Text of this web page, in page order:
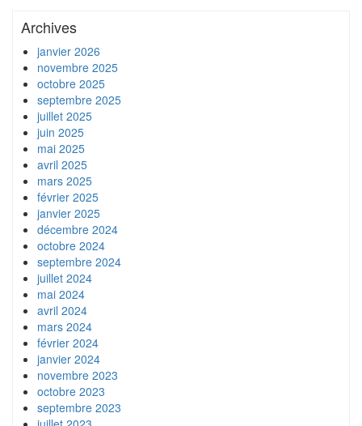
Archives
janvier 2026
novembre 2025
octobre 2025
septembre 2025
juillet 2025
juin 2025
mai 2025
avril 2025
mars 2025
février 2025
janvier 2025
décembre 2024
octobre 2024
septembre 2024
juillet 2024
mai 2024
avril 2024
mars 2024
février 2024
janvier 2024
novembre 2023
octobre 2023
septembre 2023